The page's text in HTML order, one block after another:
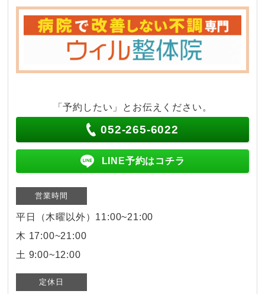
「予約したい」とお伝えください。
052-265-6022
LINE予約はコチラ
営業時間
平日（木曜以外）11:00~21:00
木 17:00~21:00
土 9:00~12:00
定休日